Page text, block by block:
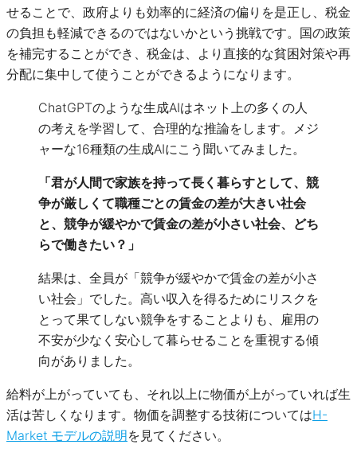
せることで、政府よりも効率的に経済の偏りを是正し、税金
の負担も軽減できるのではないかという挑戦です。国の政策
を補完することができ、税金は、より直接的な貧困対策や再
分配に集中して使うことができるようになります。
ChatGPTのような生成AIはネット上の多くの人
の考えを学習して、合理的な推論をします。メジ
ャーな16種類の生成AIにこう聞いてみました。
「君が人間で家族を持って長く暮らすとして、競
争が厳しくて職種ごとの賃金の差が大きい社会
と、競争が緩やかで賃金の差が小さい社会、どち
らで働きたい？」
結果は、全員が「競争が緩やかで賃金の差が小さ
い社会」でした。高い収入を得るためにリスクを
とって果てしない競争をすることよりも、雇用の
不安が少なく安心して暮らせることを重視する傾
向がありました。
給料が上がっていても、それ以上に物価が上がっていれば生
活は苦しくなります。物価を調整する技術についてはH-
Market モデルの説明を見てください。